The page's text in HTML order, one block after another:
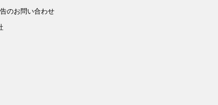
のお問い合わせ